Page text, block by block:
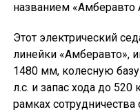
названием «Амберавто
Этот электрический
линейки «Амберавто»,
1480 мм, колесную
л.с. и запас хода до 520
рамках